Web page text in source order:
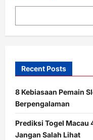
Recent Posts
8 Kebiasaan Pemain
Berpengalaman
Prediksi Togel Macau
Jangan Salah Lihat